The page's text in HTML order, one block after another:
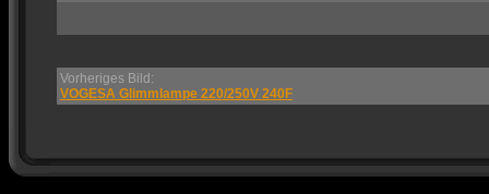
Vorheriges Bild:
VOGESA Glimmlampe 220/250V 240F